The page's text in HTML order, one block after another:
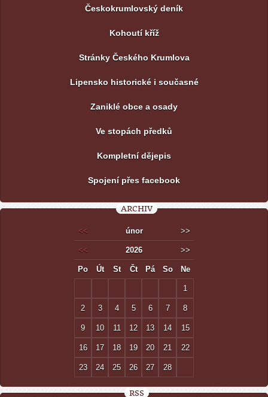
Českokrumlovský deník
Kohoutí kříž
Stránky Českého Krumlova
Lipensko historické i současné
Zaniklé obce a osady
Ve stopách předků
Kompletní dějepis
Spojení přes facebook
ARCHIV
<< únor >>
<< 2026 >>
Po Út St Čt Pá So Ne
1
2 3 4 5 6 7 8
9 10 11 12 13 14 15
16 17 18 19 20 21 22
23 24 25 26 27 28
RSS